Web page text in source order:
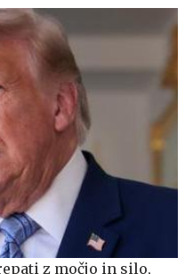
z močjo in silo,